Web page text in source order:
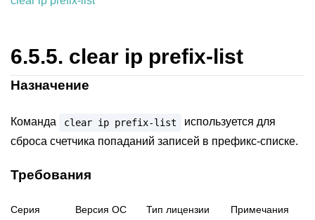
6.5.5. clear ip prefix-list
Назначение
Команда clear ip prefix-list
используется для
сброса счетчика попаданий записей в префикс-списке.
Требования
Серия Версия ОС Тип лицензии Примечания